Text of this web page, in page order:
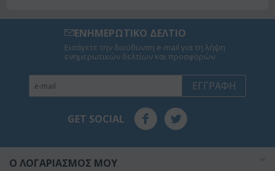
ΕΝΗΜΕΡΩΤΙΚΟ ΔΕΛΤΙΟ
Εισάγετε την διεύθυνση e-mail για τη λήψη
ενημερωτικών δελτίων και προσφορών.
ΕΓΓΡΑΦΉ
GET SOCIAL
O ΛΟΓΑΡΙΑΣΜΌΣ ΜΟΥ